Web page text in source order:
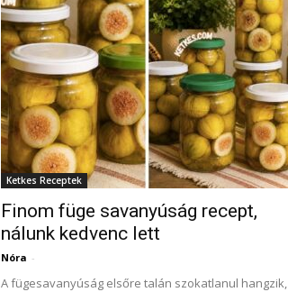
Ketkes Receptek
Finom füge savanyúság recept,
nálunk kedvenc lett
Nóra -
A fügesavanyúság elsőre talán szokatlanul hangzik,